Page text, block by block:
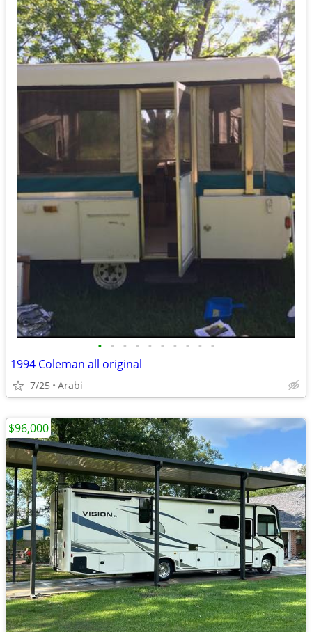
• • • • • • • • • •
1994 Coleman all original
7/25 Arabi
$96,000